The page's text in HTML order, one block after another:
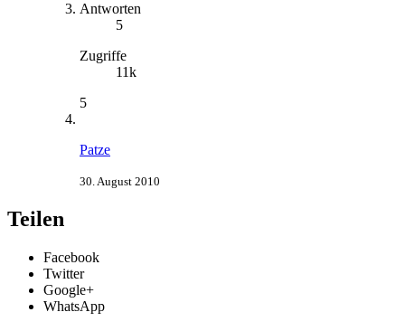
Antworten
5
Zugriffe
11k
5
Patze
30. August 2010
Teilen
Facebook
Twitter
Google+
WhatsApp